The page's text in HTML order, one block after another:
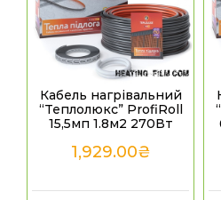
Кабель нагрівальний
“Теплолюкс” ProfiRoll
15,5мп 1.8м2 270Вт
1,929.00₴